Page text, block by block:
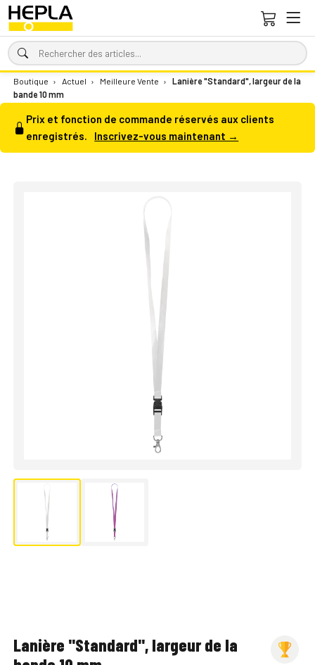
Boutique › Actuel › Meilleure Vente ›
Lanière "Standard", largeur de la
bande 10 mm
Prix et fonction de commande réservés aux clients
enregistrés.
Inscrivez-vous maintenant →
Lanière "Standard", largeur de la